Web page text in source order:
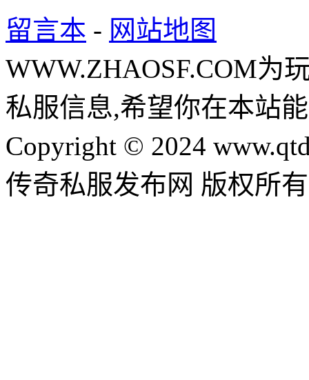
留言本 - 网站地图
WWW.ZHAOSF.COM为
私服信息,希望你在本站
Copyright © 2024
传奇私服发布网 版权所有